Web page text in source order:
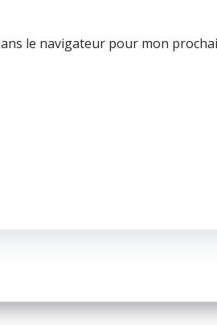
le navigateur pour mon